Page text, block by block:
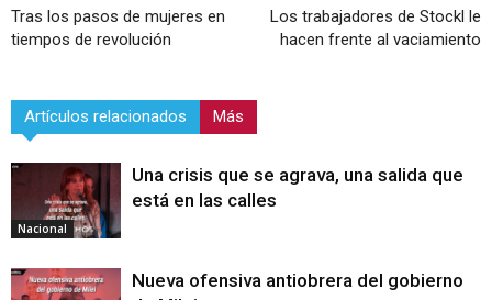
Tras los pasos de mujeres en
tiempos de revolución
Los trabajadores de Stockl le
hacen frente al vaciamiento
Artículos relacionados Más
Nacional
Una crisis que se agrava, una salida que
está en las calles
Nueva ofensiva antiobrera del gobierno